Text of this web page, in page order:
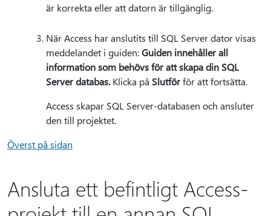
är korrekta eller att datorn är tillgänglig.
När Access har anslutits till SQL Server dator visas
meddelandet i guiden:Guiden innehåller all
information som behövs för att skapa din SQL
Server databas.Klicka på Slutförför att fortsätta.
Access skapar SQL Server-databasen och ansluter
den till projektet.
Överst på sidan
Ansluta ett befintligt Access-